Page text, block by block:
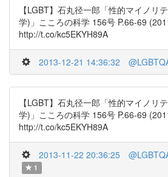
【LGBT】石丸径一郎「性的マイノリ
学)」こころの科学 156号 P.66-69
http://t.co/kc5EKYH89A
2013-12-21 14:36:32
【LGBT】石丸径一郎「性的マイノリ
学)」こころの科学 156号 P.66-69
http://t.co/kc5EKYH89A
2013-11-22 20:36:25
1